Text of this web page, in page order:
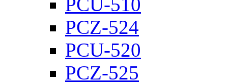
PCU-510
PCZ-524
PCU-520
PCZ-525